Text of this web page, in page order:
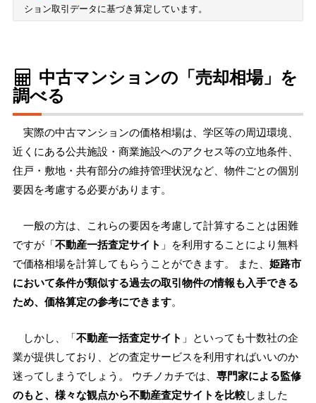
ション取引データに基づき算定しています。
中古マンションの「売却相場」を
調べる
実際の中古マンションの価格相場は、学区等の周辺環境、
近くにある公共施設・商業施設へのアクセス等の立地条件、
住戸・敷地・共有部分の維持管理状況など、物件ごとの個別
要因を考慮する必要があります。
一般の方は、これらの要因を考慮して計算することは困難
ですが「不動産一括査定サイト 」を利用することにより無料
で価格相場を計算してもらうことができます。 また、 姫路市
において条件が類似する過去の取引物件の情報も入手できる
ため、価格算定の参考にできます。
しかし、「不動産一括査定サイト 」といっても十数社の企
業が提供しており、どの査定サービスを利用すればいいのか
迷ってしまうでしょう。 ウチノカチでは、 専門家による監修
のもと、様々な観点から不動産査定サイトを比較しました